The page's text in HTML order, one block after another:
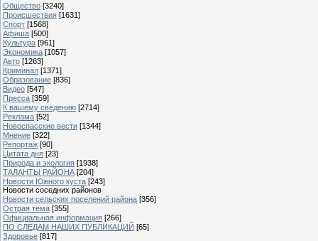
Общество [3240]
Происшествия [1631]
Спорт [1568]
Афиша [500]
Культура [961]
Экономика [1057]
Авто [1263]
Криминал [1371]
Образование [836]
Видео [547]
Пресса [359]
К вашему сведению [2714]
Реклама [52]
Новоспасские вести [1344]
Мнение [322]
Репортаж [90]
Цитата дня [23]
Природа и экология [1938]
ТАЛАНТЫ РАЙОНА [204]
Новости Южного куста [243]
Новости соседних районов
Новости сельских поселений района [356]
Острая тема [355]
Официальная информация [266]
ПО СЛЕДАМ НАШИХ ПУБЛИКАЦИЙ [65]
Здоровье [817]